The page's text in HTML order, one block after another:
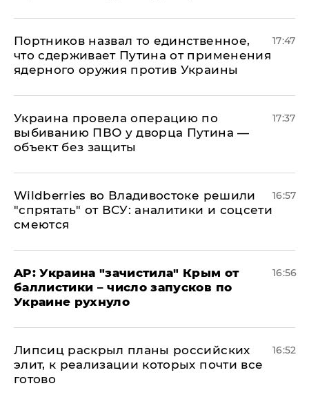
Портников назвал то единственное,
что сдерживает Путина от применения
ядерного оружия против Украины
17:47
Украина провела операцию по
выбиванию ПВО у дворца Путина —
объект без защиты
17:37
Wildberries во Владивостоке решили
"спрятать" от ВСУ: аналитики и соцсети
смеются
16:57
AP: Украина "зачистила" Крым от
баллистики – число запусков по
Украине рухнуло
16:56
Липсиц раскрыл планы российских
элит, к реализации которых почти все
готово
16:52